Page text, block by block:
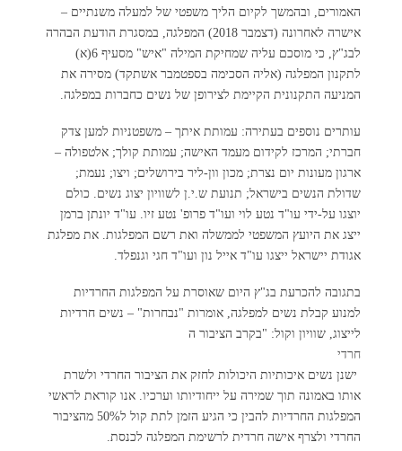
האמורים, ובהמשך לקיום הליך משפטי של למעלה משנתיים –
אישרה לאחרונה (דצמבר 2018) המפלגה, במסגרת הודעת הבהרה
לבג"ץ, כי מוסכם עליה שמחיקת המילה "איש" מסעיף 6(א)
לתקנון המפלגה (אליה הסכימה בספטמבר אשתקד) מסירה את
המניעה התקנונית הקיימת לצירופן של נשים כחברות במפלגה.
עותרים נוספים בעתירה: עמותת איתך – משפטניות למען צדק
חברתי; המרכז לקידום מעמד האישה; עמותת קולך; אלטפולה –
ארגון מעונות יום נצרת; מכון וון-ליר בירושלים; ויצו; נעמת;
שדולת הנשים בישראל; תנועת ש.י.ן לשוויון יצוג נשים. כולם
יוצגו על-ידי עו"ד נטע לוי ועו"ד פרופ' נטע זיו. עו"ד יונתן ברמן
ייצג את היועץ המשפטי לממשלה ואת רשם המפלגות. את מפלגת
אגודת יישראל ייצגו עו"ד אייל נון ועו"ד חגי וגנפלד.
בתגובה להכרעת בג"ץ היום שאוסרת על המפלגות החרדיות
למנוע קבלת נשים למפלגה, אומרות "נבחרות" – נשים חרדיות
לייצוג, שוויון וקול: "בקרב הציבור ה
חרדי
ישנן נשים איכותיות היכולות לחזק את הציבור החרדי ולשרת
אותו באמונה תוך שמירה על ייחודיותו וערכיו. אנו קוראת לראשי
המפלגות החרדיות להבין כי הגיע הזמן לתת קול ל50% מהציבור
החרדי ולצרף אישה חרדית לרשימת המפלגה לכנסת.